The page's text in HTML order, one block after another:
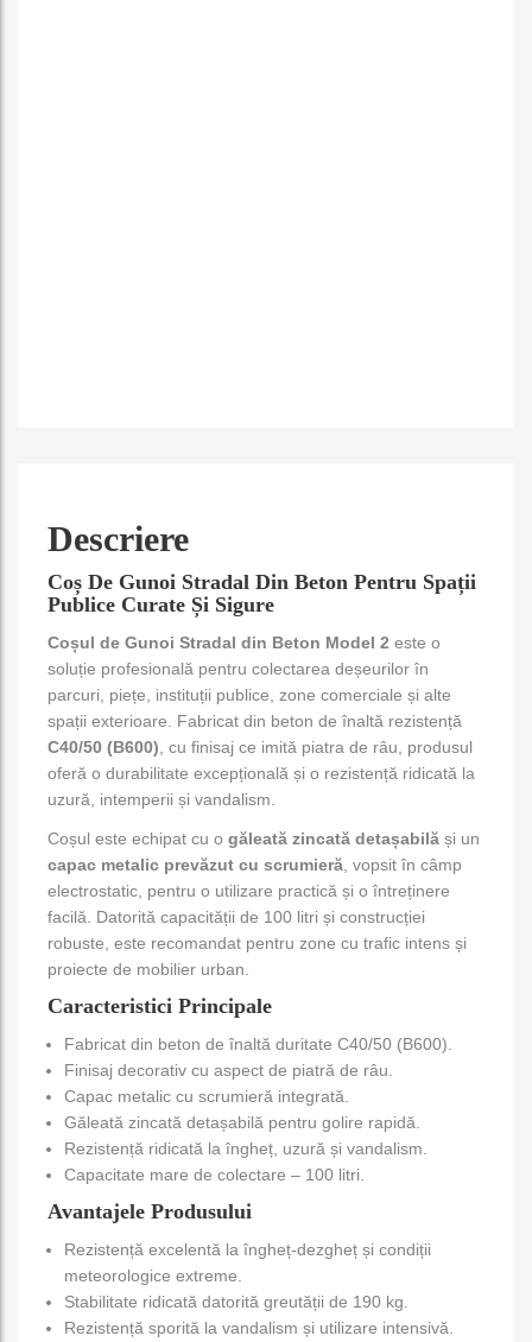
Descriere
Coș De Gunoi Stradal Din Beton Pentru Spații
Publice Curate Și Sigure
Coșul de Gunoi Stradal din Beton Model 2 este o
soluție profesională pentru colectarea deșeurilor în
parcuri, piețe, instituții publice, zone comerciale și alte
spații exterioare. Fabricat din beton de înaltă rezistență
C40/50 (B600) , cu finisaj ce imită piatra de râu, produsul
oferă o durabilitate excepțională și o rezistență ridicată la
uzură, intemperii și vandalism.
Coșul este echipat cu o găleată zincată detașabilă și un
capac metalic prevăzut cu scrumieră , vopsit în câmp
electrostatic, pentru o utilizare practică și o întreținere
facilă. Datorită capacității de 100 litri și construcției
robuste, este recomandat pentru zone cu trafic intens și
proiecte de mobilier urban.
Caracteristici Principale
Fabricat din beton de înaltă duritate C40/50 (B600).
Finisaj decorativ cu aspect de piatră de râu.
Capac metalic cu scrumieră integrată.
Găleată zincată detașabilă pentru golire rapidă.
Rezistență ridicată la îngheț, uzură și vandalism.
Capacitate mare de colectare – 100 litri.
Avantajele Produsului
Rezistență excelentă la îngheț-dezgheț și condiții
meteorologice extreme.
Stabilitate ridicată datorită greutății de 190 kg.
Rezistență sporită la vandalism și utilizare intensivă.